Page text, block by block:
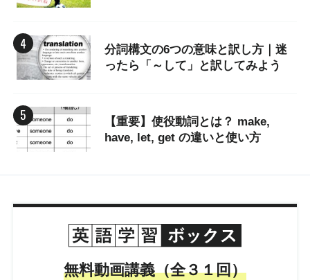
分詞構文の6つの意味と訳し方｜迷
ったら「～して」と訳してみよう
【重要】使役動詞とは？ make,
have, let, get の違いと使い方
無料動画講義（全３１回）